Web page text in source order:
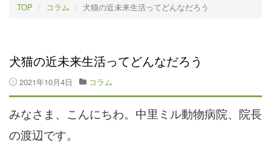
TOP コラム 犬猫の近未来生活ってどんなだろう
犬猫の近未来生活ってどんなだろう
2021年10月4日 コラム
みなさま、こんにちわ。中里ミル動物病院、院長
の渡辺です。